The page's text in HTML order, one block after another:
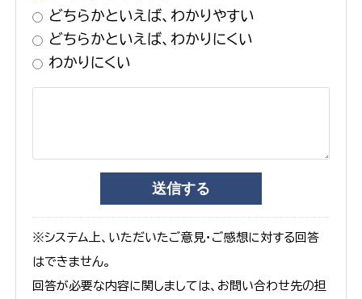
どちらかといえば、わかりやすい
どちらかといえば、わかりにくい
わかりにくい
※システム上、いただいたご意見・ご感想に対する回答
はできません。
回答が必要な内容に関しましては、お問い合わせ先の担